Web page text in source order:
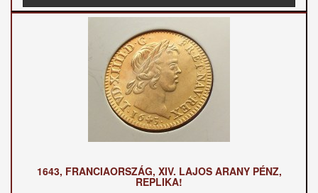
1643, FRANCIAORSZÁG, XIV. LAJOS ARANY PÉNZ,
REPLIKA!